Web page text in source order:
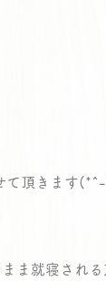
て頂きます
ま就寝され